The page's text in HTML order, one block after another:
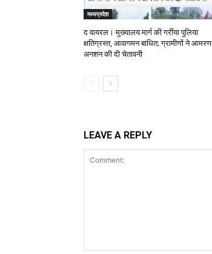
मध्यप्रदेश
द वायरल। मुख्यालय मार्ग की गर्रीया पुलिया
क्षतिग्रस्त, आवागमन बाधित; ग्रामीणों ने आमरण
अनशन की दी चेतावनी
LEAVE A REPLY